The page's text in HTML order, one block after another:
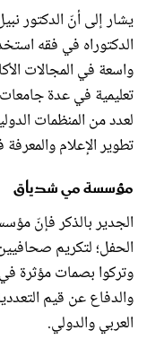
يشار إلى أنّ الدكتور
الدكتوراه في فقه
واسعة في المجالات
تعليمية في عدة
لعدد من المنظمات
تطوير الإعلام
مؤسسة مي شدياق
الجدير بالذكر فإنّ
الحفل؛ لتكريم
وتركوا بصمات مؤثرة في
والدفاع عن قيم
العربي والدولي.